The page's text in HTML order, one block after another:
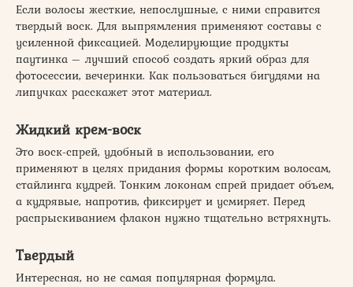
Если волосы жесткие, непослушные, с ними справится
твердый воск. Для выпрямления применяют составы с
усиленной фиксацией. Моделирующие продукты
паутинка – лучший способ создать яркий образ для
фотосессии, вечеринки. Как пользоваться бигудями на
липучках расскажет этот материал.
Жидкий крем-воск
Это воск-спрей, удобный в использовании, его
применяют в целях придания формы коротким волосам,
стайлинга кудрей. Тонким локонам спрей придает объем,
а кудрявые, напротив, фиксирует и усмиряет. Перед
распрыскиванием флакон нужно тщательно встряхнуть.
Твердый
Интересная, но не самая популярная формула.